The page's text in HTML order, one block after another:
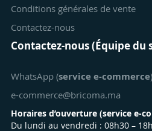
Conditions générales de vente
Contactez-nous
Contactez-nous (Équipe du
WhatsApp (service e-commerce)
e-commerce@bricoma.ma
Horaires d’ouverture (service e-
Du lundi au vendredi : 08h30 –